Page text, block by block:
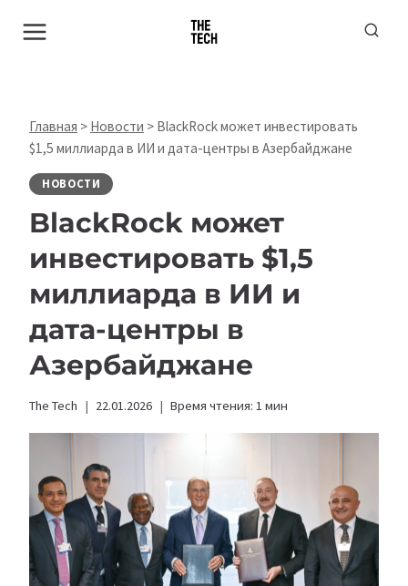
Главная > Новости > BlackRock может инвестировать
$1,5 миллиарда в ИИ и дата-центры в Азербайджане
НОВОСТИ
BlackRock может
инвестировать $1,5
миллиарда в ИИ и
дата-центры в
Азербайджане
The Tech 22.01.2026 Время чтения: 1 мин